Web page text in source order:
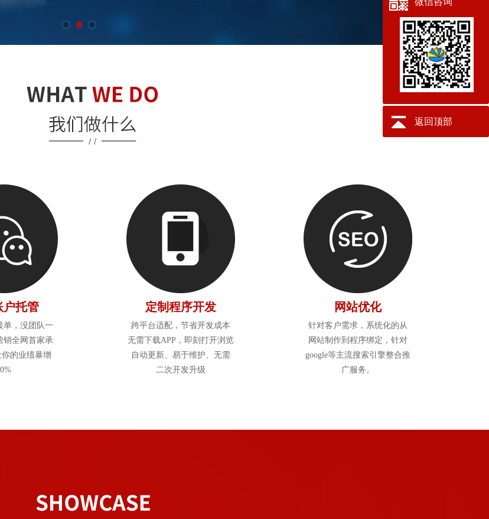
户托管
单，没团队一
销全网首家承
的业绩暴增
定制程序开发
跨平台适配，节省开发成本
无需下载APP，即刻打开浏览
自动更新、易于维护、无需
二次开发升级
网站优化
针对客户需求，系统化的从
网站制作到程序绑定，针对
google等主流搜索引擎整合推
广服务。
返回顶部